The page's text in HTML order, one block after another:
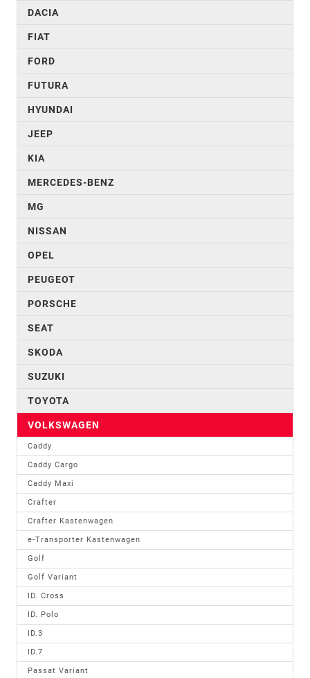
DACIA
FIAT
FORD
FUTURA
HYUNDAI
JEEP
KIA
MERCEDES-BENZ
MG
NISSAN
OPEL
PEUGEOT
PORSCHE
SEAT
SKODA
SUZUKI
TOYOTA
VOLKSWAGEN
Caddy
Caddy Cargo
Caddy Maxi
Crafter
Crafter Kastenwagen
e-Transporter Kastenwagen
Golf
Golf Variant
ID. Cross
ID. Polo
ID.3
ID.7
Passat Variant